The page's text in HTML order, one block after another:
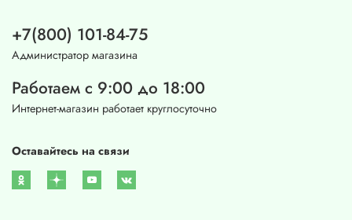
+7(800) 101-84-75
Администратор магазина
Работаем с 9:00 до 18:00
Интернет-магазин работает круглосуточно
Оставайтесь на связи